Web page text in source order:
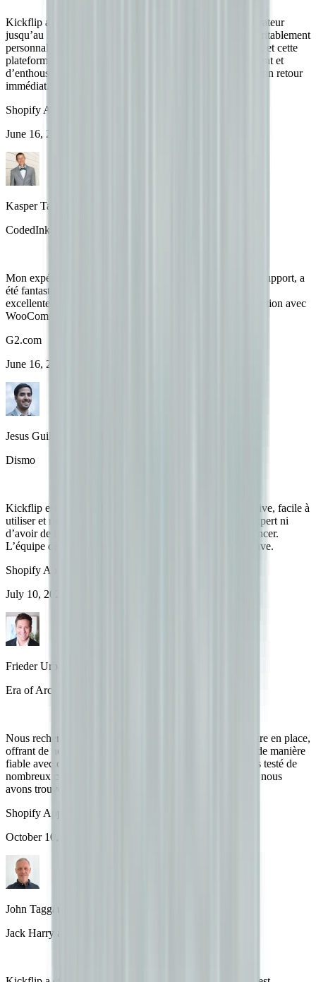
Kickflip a rendu tout simple, de la conception du configurateur
jusqu’au lancement. Nous concevons des équipements véritablement
personnalisés pour des joueurs de baseball de haut niveau, et cette
plateforme nous permet de générer davantage d’engagement et
d’enthousiasme autour de notre marque. Nous constatons un retour
immédiat.
Shopify App Store
June 16, 2025
Kasper Taylor
CodedInk
Mon expérience, tant avec le produit qu’avec l’équipe de support, a
été fantastique. L’interface et l’expérience utilisateur sont
excellentes. Les fonctionnalités sont puissantes, et l’intégration avec
WooCommerce est fluide et facile à mettre en place.
G2.com
June 16, 2025
Jesus Guillermo de León Pérez
Dismo
Kickflip est une plateforme fantastique. Elle est très intuitive, facile à
utiliser et riche en fonctionnalités. Pas besoin d’être un expert ni
d’avoir de l’expérience avec d’autres solutions pour se lancer.
L’équipe de support est également excellente et très réactive.
Shopify App Store
July 10, 2024
Frieder Urban
Era of Arc
Nous recherchions un configurateur simple, rapide à mettre en place,
offrant de nombreuses options de design et fonctionnant de manière
fiable avec des temps de chargement rapides. Nous avons testé de
nombreux configurateurs sur le marché, et avec Kickflip, nous
avons trouvé exactement ce dont nous avions besoin.
Shopify App Store
October 10, 2024
John Taggart
Jack Harry and Ollie